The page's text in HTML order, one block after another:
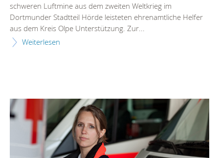
schweren Luftmine aus dem zweiten Weltkrieg im
Dortmunder Stadtteil Hörde leisteten ehrenamtliche Helfer
aus dem Kreis Olpe Unterstützung. Zur...
Weiterlesen